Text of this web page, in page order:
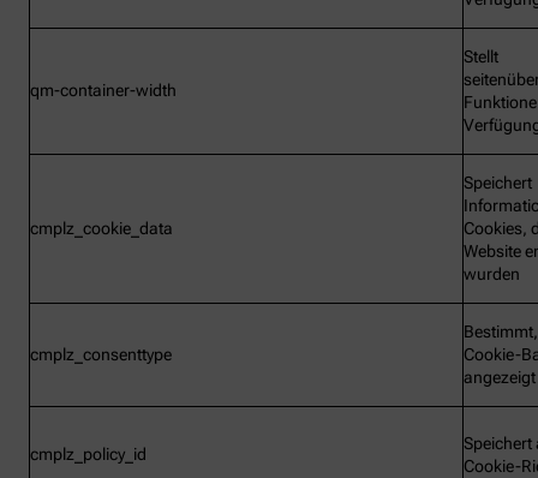
qm-container-width
Stellt
cmplz_cookie_data
Speichert
Cookies,
Website
wurden
cmplz_consenttype
Cookie-
cmplz_policy_id
Speichert
Cookie-